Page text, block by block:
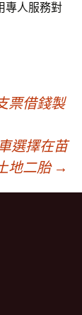
專人服務對
票借錢製
選擇在苗
地二胎 →